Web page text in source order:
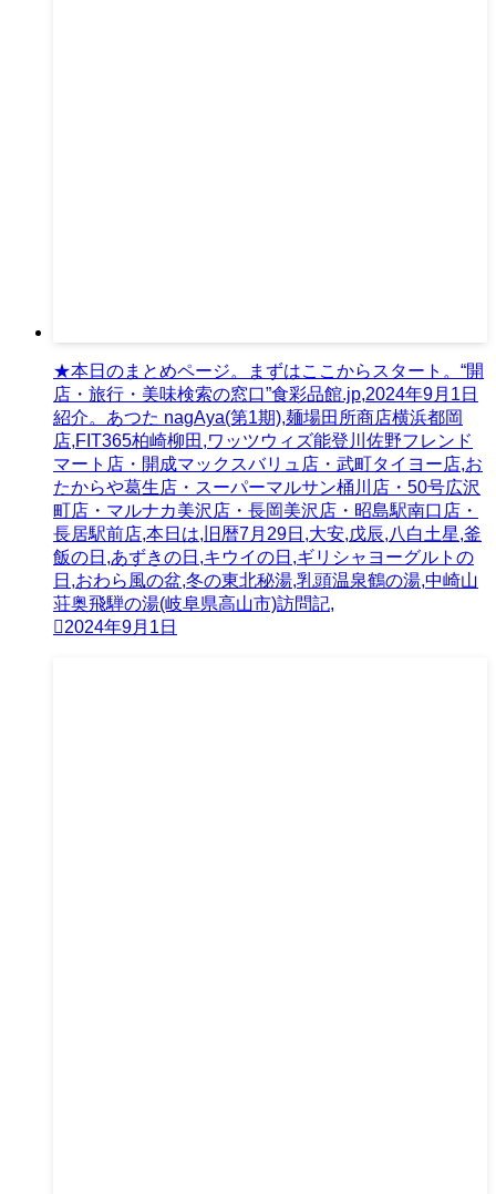
★本日のまとめページ。まずはここからスタート。“開
店・旅行・美味検索の窓口”食彩品館.jp,2024年9月1日
紹介。あつた nagAya(第1期),麺場田所商店横浜都岡
店,FIT365柏崎柳田,ワッツウィズ能登川佐野フレンド
マート店・開成マックスバリュ店・武町タイヨー店,お
たからや葛生店・スーパーマルサン桶川店・50号広沢
町店・マルナカ美沢店・長岡美沢店・昭島駅南口店・
長居駅前店,本日は,旧暦7月29日,大安,戊辰,八白土星,釜
飯の日,あずきの日,キウイの日,ギリシャヨーグルトの
日,おわら風の盆,冬の東北秘湯,乳頭温泉鶴の湯,中崎山
荘奥飛騨の湯(岐阜県高山市)訪問記,
2024年9月1日